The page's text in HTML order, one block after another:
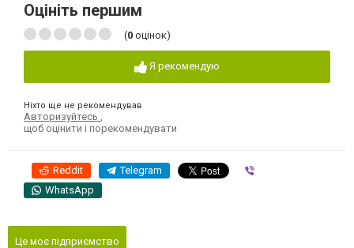
Оцініть першим
(0 оцінок)
Я рекомендую
Ніхто ще не рекомендував
Авторизуйтесь
щоб оцінити і порекомендувати
Reddit Telegram
WhatsApp
Це моє підприємство